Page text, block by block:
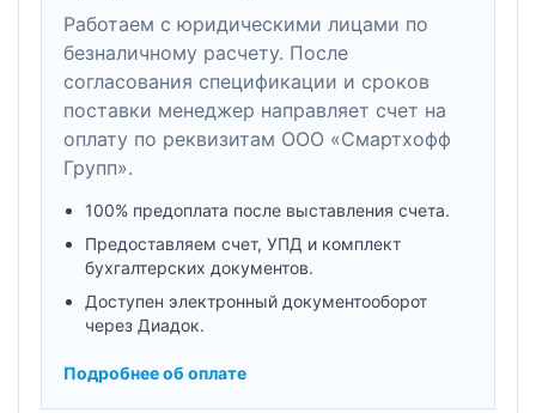
Работаем с юридическими лицами по
безналичному расчету. После
согласования спецификации и сроков
поставки менеджер направляет счет на
оплату по реквизитам ООО «Смартхофф
Групп».
100% предоплата после выставления счета.
Предоставляем счет, УПД и комплект
бухгалтерских документов.
Доступен электронный документооборот
через Диадок.
Подробнее об оплате